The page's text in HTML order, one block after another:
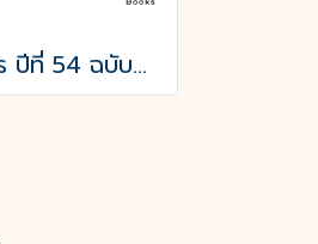
ปาจารยสาร ปีที่ 54 ฉบับที่ 1 (ม.ค. – เม.ย. 2568) ฉบับ 100 ปีชาตกาล อังคาร กัลยาณพงศ์